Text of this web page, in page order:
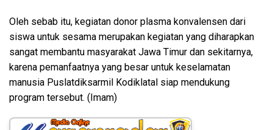
Oleh sebab itu, kegiatan donor plasma konvalensen dari
siswa untuk sesama merupakan kegiatan yang diharapkan
sangat membantu masyarakat Jawa Timur dan sekitarnya,
karena pemanfaatnya yang besar untuk keselamatan
manusia Puslatdiksarmil Kodiklatal siap mendukung
program tersebut. (Imam)